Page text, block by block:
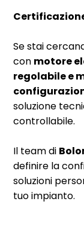
Se stai
con motore
regolabile e
soluzione
controllabile.
Il team di
definire la
soluzioni
tuo impianto.